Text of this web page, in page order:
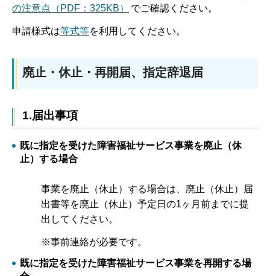
の注意点（PDF：325KB）
でご確認ください。
申請様式は等式等を利用してください。
廃止・休止・再開届、指定辞退届
1.届出事項
既に指定を受けた障害福祉サービス事業を廃止（休
止）する場合
事業を廃止（休止）する場合は、廃止（休止）届
出書等を廃止（休止）予定日の1ヶ月前までに提
出してください。
※事前連絡が必要です。
既に指定を受けた障害福祉サービス事業を再開する場